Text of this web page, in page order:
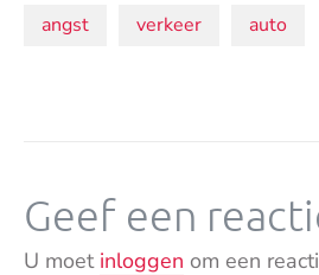
Onderwerpen:
angst verkeer auto
Geef een
U moet inloggen om een